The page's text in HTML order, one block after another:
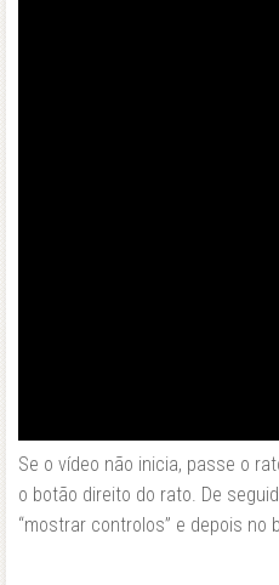
Se o vídeo não inicia, passe o
o botão direito do rato. De
“mostrar controlos” e depois no